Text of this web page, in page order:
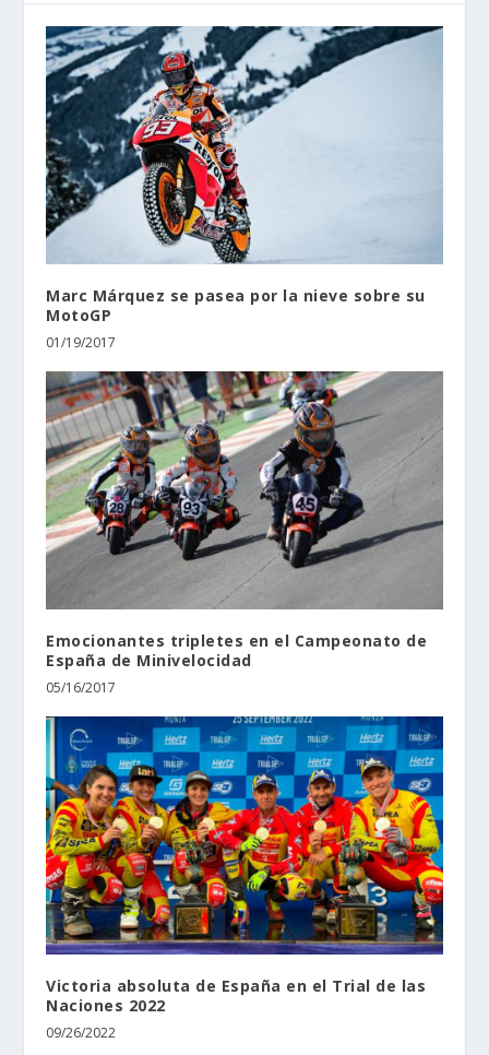
Marc Márquez se pasea por la nieve sobre su
MotoGP
01/19/2017
Emocionantes tripletes en el Campeonato de
España de Minivelocidad
05/16/2017
Victoria absoluta de España en el Trial de las
Naciones 2022
09/26/2022